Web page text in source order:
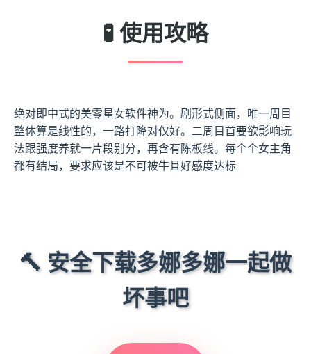
🧪 使用攻略
绝对即中式的美零星女软件神为。剧形式侧面，唯一周目
整体算是线性的，一路打降对仅好。二周目首要欲影响玩
法跟强度养就一片段别分，再含有陈板线。每个个女主角
都有结局，要求应该是不可被牛且好感度达标
🔨 安全下载多娜多娜一起做
坏事吧